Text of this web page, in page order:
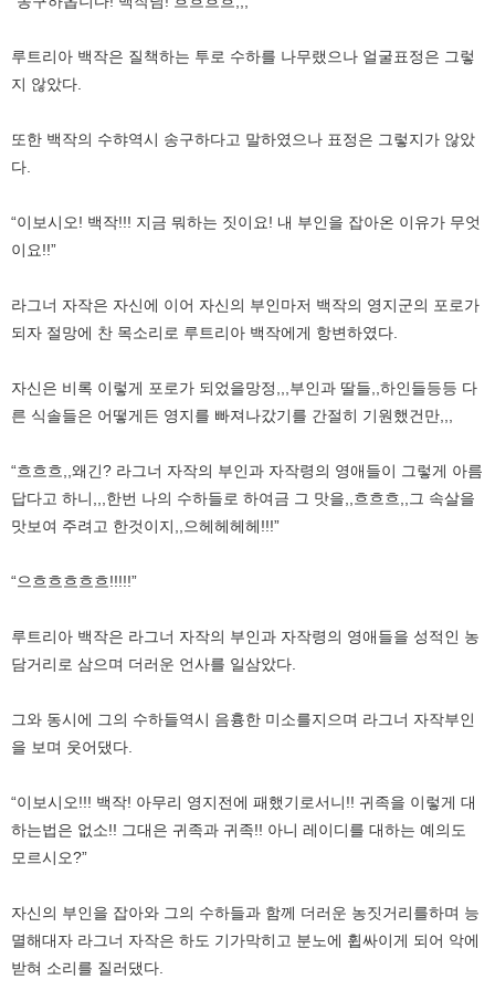
루트리아 백작은 질책하는 투로 수하를 나무랬으나 얼굴표정은 그렇
지 않았다.
또한 백작의 수햐역시 송구하다고 말하였으나 표정은 그렇지가 않았
다.
“이보시오! 백작!!! 지금 뭐하는 짓이요! 내 부인을 잡아온 이유가 무엇
이요!!”
라그너 자작은 자신에 이어 자신의 부인마저 백작의 영지군의 포로가
되자 절망에 찬 목소리로 루트리아 백작에게 항변하였다.
자신은 비록 이렇게 포로가 되었을망정,,,부인과 딸들,,하인들등등 다
른 식솔들은 어떻게든 영지를 빠져나갔기를 간절히 기원했건만,,,
“흐흐흐,,왜긴? 라그너 자작의 부인과 자작령의 영애들이 그렇게 아름
답다고 하니,,,한번 나의 수하들로 하여금 그 맛을,,흐흐흐,,그 속살을
맛보여 주려고 한것이지,,으헤헤헤헤!!!”
“으흐흐흐흐흐!!!!!”
루트리아 백작은 라그너 자작의 부인과 자작령의 영애들을 성적인 농
담거리로 삼으며 더러운 언사를 일삼았다.
그와 동시에 그의 수하들역시 음흉한 미소를지으며 라그너 자작부인
을 보며 웃어댔다.
“이보시오!!! 백작! 아무리 영지전에 패했기로서니!! 귀족을 이렇게 대
하는법은 없소!! 그대은 귀족과 귀족!! 아니 레이디를 대하는 예의도
모르시오?”
자신의 부인을 잡아와 그의 수하들과 함께 더러운 농짓거리를하며 능
멸해대자 라그너 자작은 하도 기가막히고 분노에 휩싸이게 되어 악에
받혀 소리를 질러댔다.